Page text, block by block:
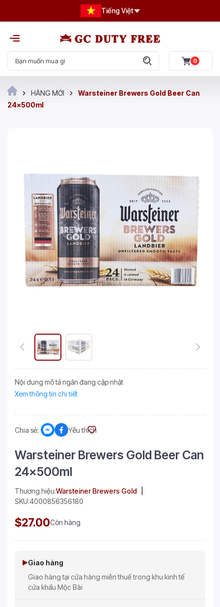
Tiếng Việt
0
HÀNG MỚI
Warsteiner Brewers Gold Beer Can
24x500ml
Nội dung mô tả ngắn đang cập nhật
Xem thông tin chi tiết
Chia sẻ: Yêu thích
Warsteiner Brewers Gold Beer Can
24x500ml
Thương hiệu:Warsteiner Brewers Gold
SKU:4000856356180
$27.00Còn hàng
Giao hàng
Giao hàng tại cửa hàng miễn thuế trong khu kinh tế
cửa khẩu Mộc Bài